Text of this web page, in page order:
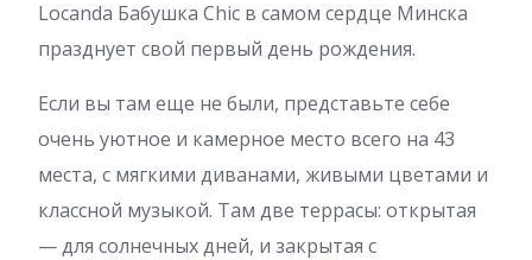
Locanda Бабушка Chic в самом сердце Минска
празднует свой первый день рождения.
Если вы там еще не были, представьте себе
очень уютное и камерное место всего на 43
места, с мягкими диванами, живыми цветами и
классной музыкой. Там две террасы: открытая
— для солнечных дней, и закрытая с